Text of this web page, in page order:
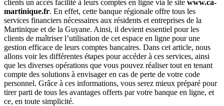
clients un accès facilité à leurs comptes en ligne via le site www.ca-
martinique.fr. En effet, cette banque régionale offre tous les
services financiers nécessaires aux résidents et entreprises de la
Martinique et de la Guyane. Ainsi, il devient essentiel pour les
clients de maîtriser l’utilisation de cet espace en ligne pour une
gestion efficace de leurs comptes bancaires. Dans cet article, nous
allons voir les différentes étapes pour accéder à ces services, ainsi
que les diverses opérations que vous pouvez réaliser tout en tenant
compte des solutions à envisager en cas de perte de votre code
personnel. Grâce à ces informations, vous serez mieux préparé pour
tirer parti de tous les avantages offerts par votre banque en ligne, et
ce, en toute simplicité.